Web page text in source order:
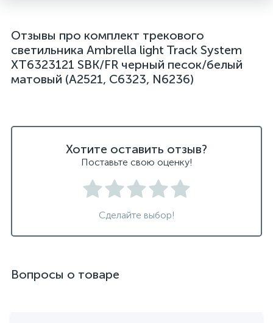
Отзывы про комплект трекового
светильника Ambrella light Track System
XT6323121 SBK/FR черный песок/белый
матовый (A2521, C6323, N6236)
Хотите оставить отзыв?
Поставьте свою оценку!
Сделайте выбор!
Вопросы о товаре